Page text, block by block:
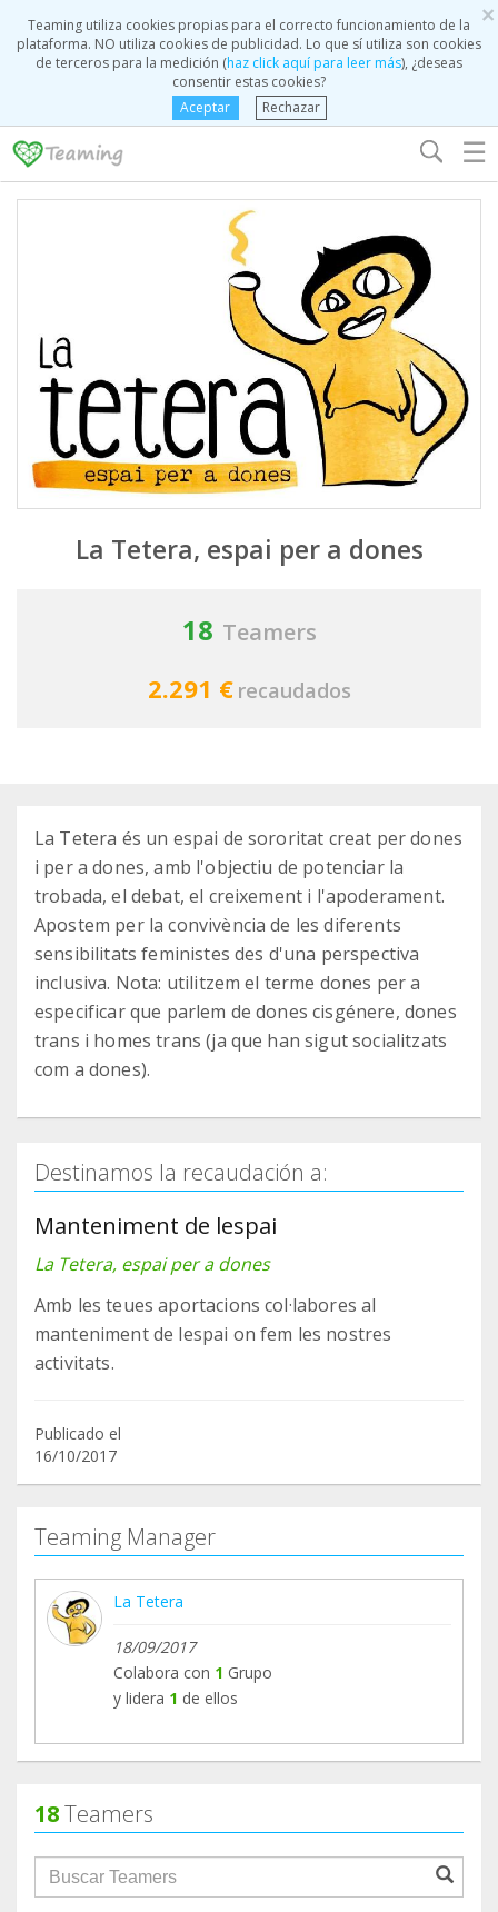
×
Teaming utiliza cookies propias para el correcto funcionamiento de la
plataforma. NO utiliza cookies de publicidad. Lo que sí utiliza son cookies
de terceros para la medición (haz click aquí para leer más), ¿deseas
consentir estas cookies?
Aceptar
Rechazar
☰
La Tetera, espai per a dones
18 Teamers
2.291 € recaudados
La Tetera és un espai de sororitat creat per dones
i per a dones, amb l'objectiu de potenciar la
trobada, el debat, el creixement i l'apoderament.
Apostem per la convivència de les diferents
sensibilitats feministes des d'una perspectiva
inclusiva.​ Nota: utilitzem el terme dones per a
especificar que parlem de dones cisgénere, dones
trans i homes trans (ja que han sigut socialitzats
com a dones).
Destinamos la recaudación a:
Manteniment de lespai
La Tetera, espai per a dones
Amb les teues aportacions col·labores al
manteniment de lespai on fem les nostres
activitats.
Publicado el
16/10/2017
Teaming Manager
La Tetera
18/09/2017
Colabora con 1 Grupo
y lidera 1 de ellos
18Teamers
groupProfile.searchForm.search.text???